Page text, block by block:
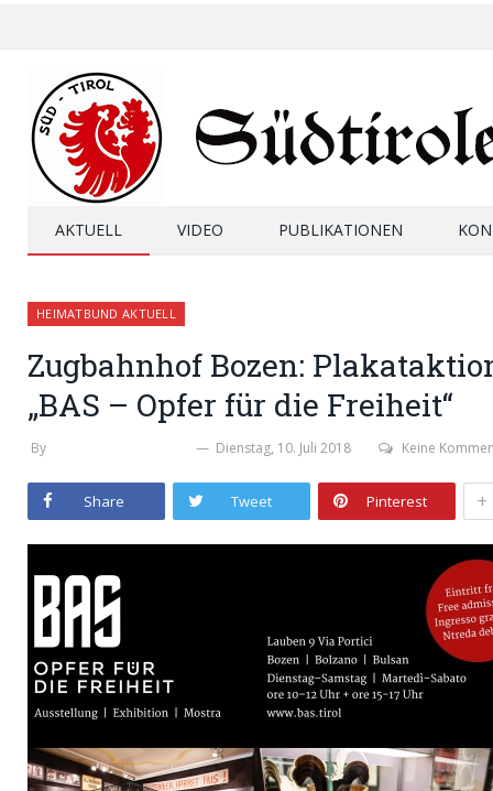
AKTUELL VIDEO PUBLIKATIONEN
HEIMATBUND AKTUELL
Zugbahnhof Bozen:
„BAS – Opfer für die Freiheit“
By Dienstag, 10. Juli 2018 Keine
Share Tweet Pinterest +